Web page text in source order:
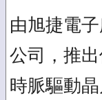
由旭捷電
公司，推
時脈驅動